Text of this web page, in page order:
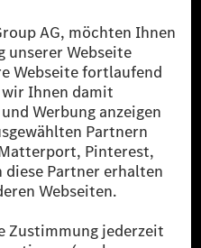
Benz Group durch
werden.
Bestandteil von MB.CHARGE
China. Sofern an der jeweiligen
Energien vorliegt,
Diese stellen
Public eine äquivalente
ins Stromnetz eingespeist wird.
und Solarkraftanlagen, die jünger
dem vorgeschriebenen
Light vehicles Test